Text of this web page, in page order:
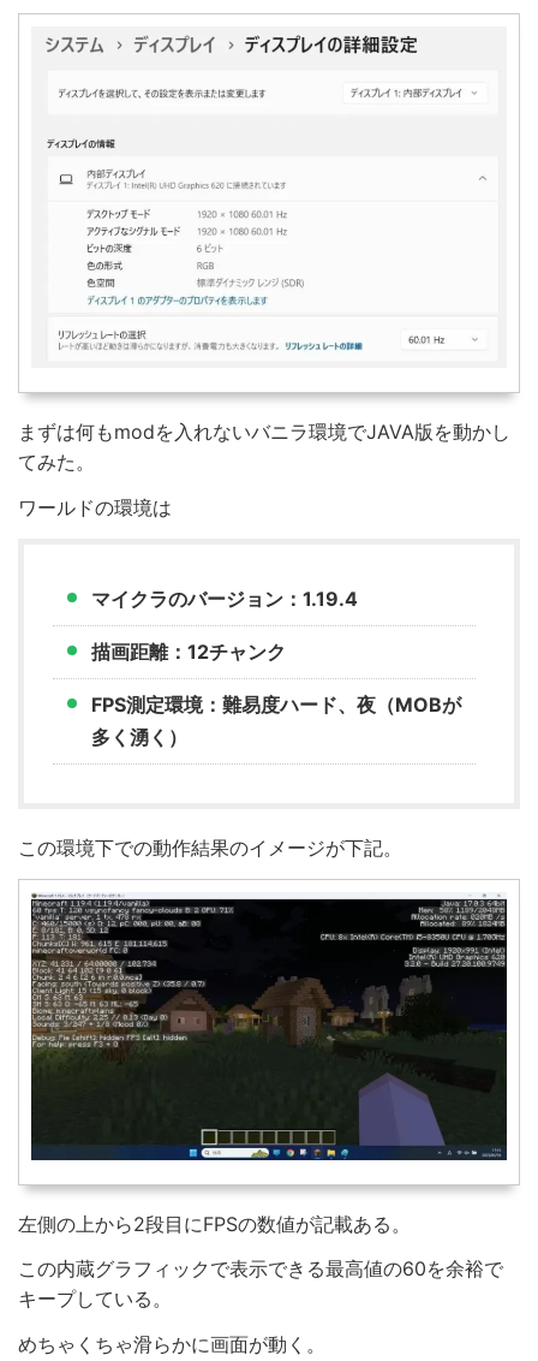
まずは何もmodを入れないバニラ環境でJAVA版を動かし
てみた。
ワールドの環境は
マイクラのバージョン：1.19.4
描画距離：12チャンク
FPS測定環境：難易度ハード、夜（MOBが
多く湧く）
この環境下での動作結果のイメージが下記。
左側の上から2段目にFPSの数値が記載ある。
この内蔵グラフィックで表示できる最高値の60を余裕で
キープしている。
めちゃくちゃ滑らかに画面が動く。